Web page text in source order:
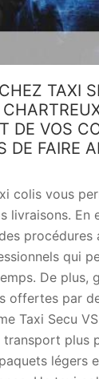
TAXI
DE VOS
DE FAIRE
colis vous
livraisons. En
procédures
qui
De plus,
offertes par
Taxi Secu
transport plus
légers